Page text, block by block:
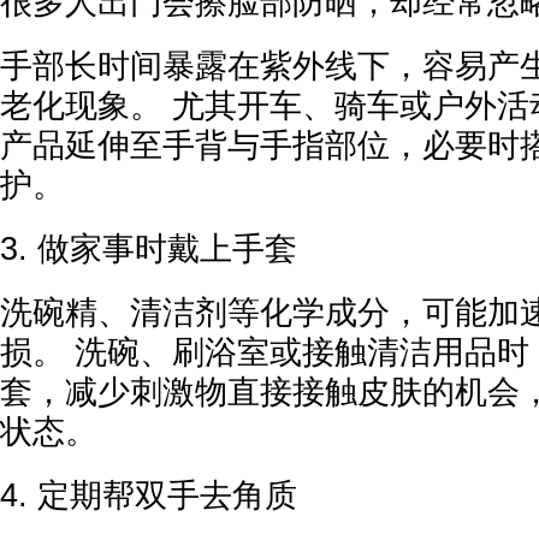
手部长时间暴露在紫外线下，容易产
老化现象。 尤其开车、骑车或户外
产品延伸至手背与手指部位，必要时
护。
3. 做家事时戴上手套
洗碗精、清洁剂等化学成分，可能加
损。 洗碗、刷浴室或接触清洁用品
套，减少刺激物直接接触皮肤的机会
状态。
4. 定期帮双手去角质